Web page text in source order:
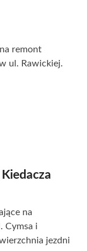
remont
ul. Rawickiej.
na
Cymsa i
jezdni